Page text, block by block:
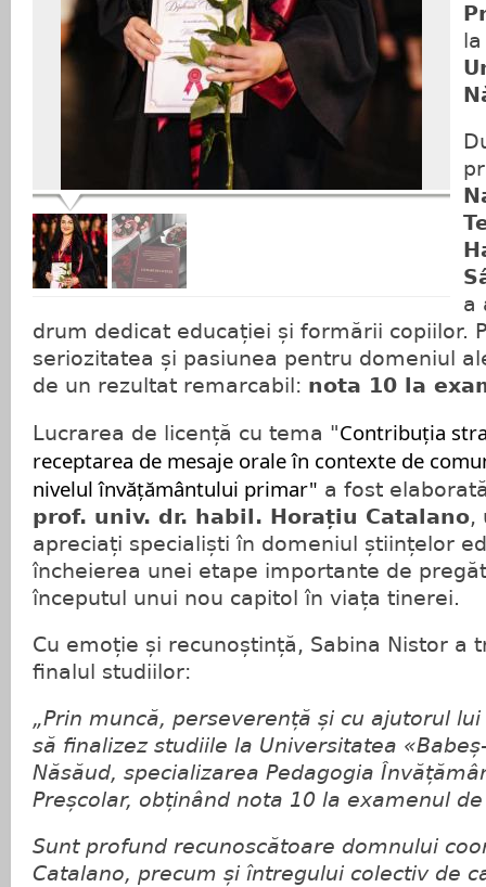
a
drum dedicat educației și formării copiilor.
seriozitatea și pasiunea pentru domeniul
de un rezultat remarcabil: nota 10 la
Lucrarea de licență cu tema "Contribuția
receptarea de mesaje orale în contexte de
nivelul învățământului primar" a fost
prof. univ. dr. habil. Horațiu Catalano,
apreciați specialiști în domeniul științelor
încheierea unei etape importante de
începutul unui nou capitol în viața tinerei.
Cu emoție și recunoștință, Sabina Nistor a
finalul studiilor:
„Prin muncă, perseverență și cu ajutorul
să finalizez studiile la Universitatea
Năsăud, specializarea Pedagogia
Preșcolar, obținând nota 10 la examenul
Sunt profund recunoscătoare domnului
Catalano, precum și întregului colectiv de